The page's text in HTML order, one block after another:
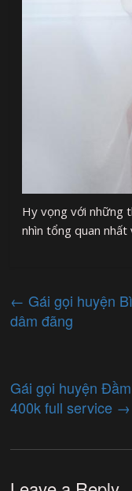
Hy vọng với những
nhìn tổng quan nhất
← Gái gọi huyện
dâm đãng
Gái gọi huyện
400k full service →